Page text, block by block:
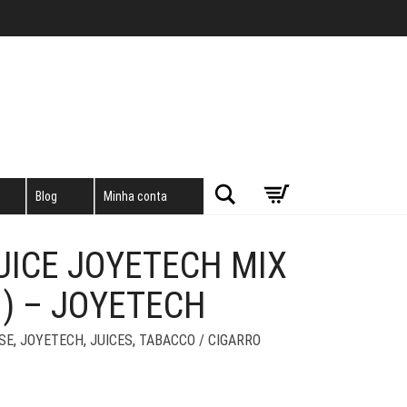
Blog Minha conta Pesquisar
JOYETECH MIX
– JOYETECH
, JOYETECH, JUICES, TABACCO / CIGARRO